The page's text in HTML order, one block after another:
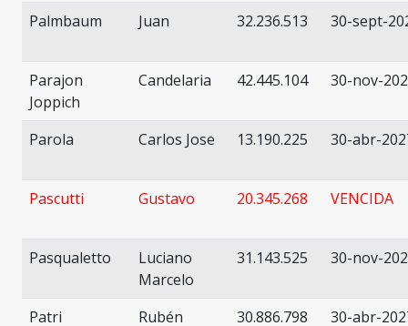
Palmbaum Juan 32.236.513 30-sept-
Parajon
Joppich
Candelaria 42.445.104 30-nov-
Parola Carlos Jose 13.190.225 30-abr-
Pascutti Gustavo 20.345.268 VENCIDA
Pasqualetto
Luciano
Marcelo
31.143.525 30-nov-
Patri
Rubén
30.886.798 30-abr-